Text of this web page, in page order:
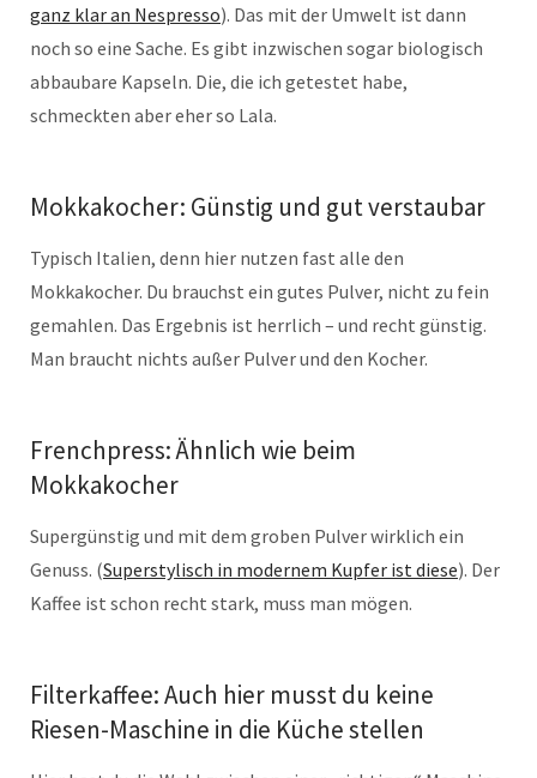
ganz klar an Nespresso). Das mit der Umwelt ist dann
noch so eine Sache. Es gibt inzwischen sogar biologisch
abbaubare Kapseln. Die, die ich getestet habe,
schmeckten aber eher so Lala.
Mokkakocher: Günstig und gut verstaubar
Typisch Italien, denn hier nutzen fast alle den
Mokkakocher. Du brauchst ein gutes Pulver, nicht zu fein
gemahlen. Das Ergebnis ist herrlich – und recht günstig.
Man braucht nichts außer Pulver und den Kocher.
Frenchpress: Ähnlich wie beim
Mokkakocher
Supergünstig und mit dem groben Pulver wirklich ein
Genuss. (Superstylisch in modernem Kupfer ist diese). Der
Kaffee ist schon recht stark, muss man mögen.
Filterkaffee: Auch hier musst du keine
Riesen-Maschine in die Küche stellen